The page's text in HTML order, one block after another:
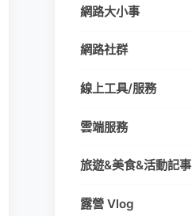
網路大小事
網路社群
線上工具/服務
雲端服務
旅遊&美食&活動記事
露營 Vlog